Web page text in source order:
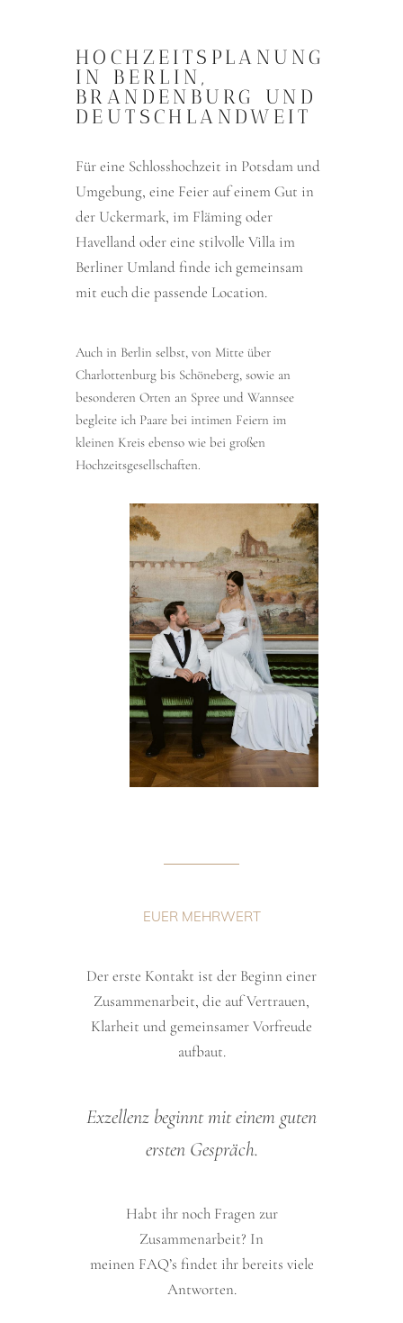
HOCHZEITSPLANUNG
IN BERLIN,
BRANDENBURG UND
DEUTSCHLANDWEIT
Für eine Schlosshochzeit in Potsdam und
Umgebung, eine Feier auf einem Gut in
der Uckermark, im Fläming oder
Havelland oder eine stilvolle Villa im
Berliner Umland finde ich gemeinsam
mit euch die passende Location.
Auch in Berlin selbst, von Mitte über
Charlottenburg bis Schöneberg, sowie an
besonderen Orten an Spree und Wannsee
begleite ich Paare bei intimen Feiern im
kleinen Kreis ebenso wie bei großen
Hochzeitsgesellschaften.
EUER MEHRWERT
Der erste Kontakt ist der Beginn einer
Zusammenarbeit, die auf Vertrauen,
Klarheit und gemeinsamer Vorfreude
aufbaut.
Exzellenz beginnt mit einem guten
ersten Gespräch.
Habt ihr noch Fragen zur
Zusammenarbeit? In
meinen FAQ’s findet ihr bereits viele
Antworten.